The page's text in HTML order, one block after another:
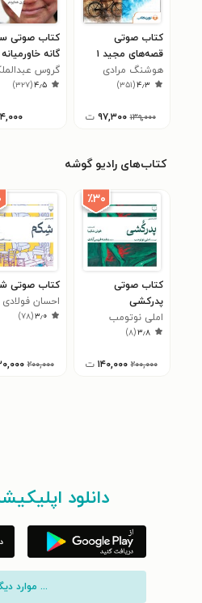
کتاب صوتی
قصه‌های مجید ۱
هوشنگ مرادی
کرمانی
۴٫۳(۳۵۱)
۱۳۹,۰۰۰ ۹۷,۳۰۰ ت
کتاب صوتی
گانه خاورمیانه
گروس
۴٫۵(۳۲۷)
کتاب‌های رادیو گوشه
٪۳۰
کتاب صوتی
پدرکشی
املی نوتومب
۳٫۸(۸)
۲۰۰,۰۰۰ ۱۴۰,۰۰۰ ت
کتاب صوتی
احسان فولادی
۳٫۰(۷۸)
۲۰۰,۰۰۰
دانلود
... موارد